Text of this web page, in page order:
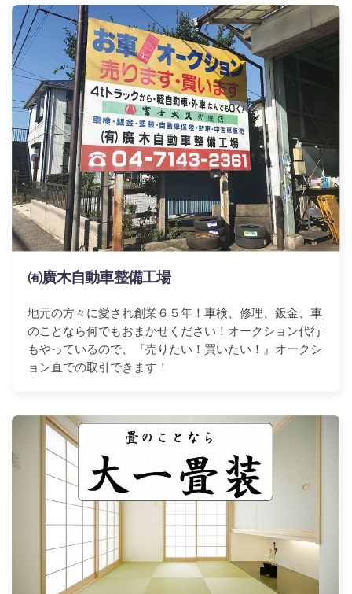
㈲廣木自動車整備工場
地元の方々に愛され創業６５年！車検、修理、鈑金、車
のことなら何でもおまかせください！オークション代行
もやっているので、『売りたい！買いたい！』オークシ
ョン直での取引できます！